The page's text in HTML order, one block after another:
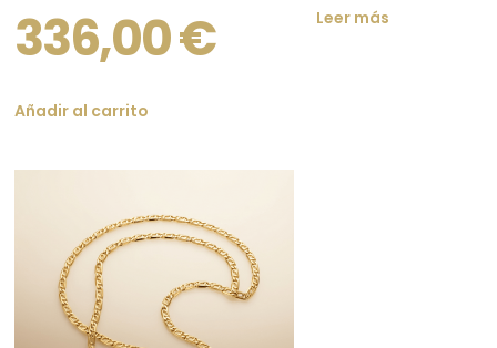
336,00€
Añadir al carrito
Leer más